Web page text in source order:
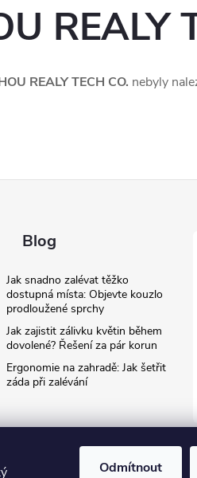
Odmítnout
REALY
REALY TECH CO. nebyly
Blog
Jak snadno zalévat těžko
dostupná místa: Objevte kouzlo
prodloužené sprchy
Jak zajistit zálivku květin během
dovolené? Řešení za pár korun
Ergonomie na zahradě: Jak šetřit
záda při zalévání